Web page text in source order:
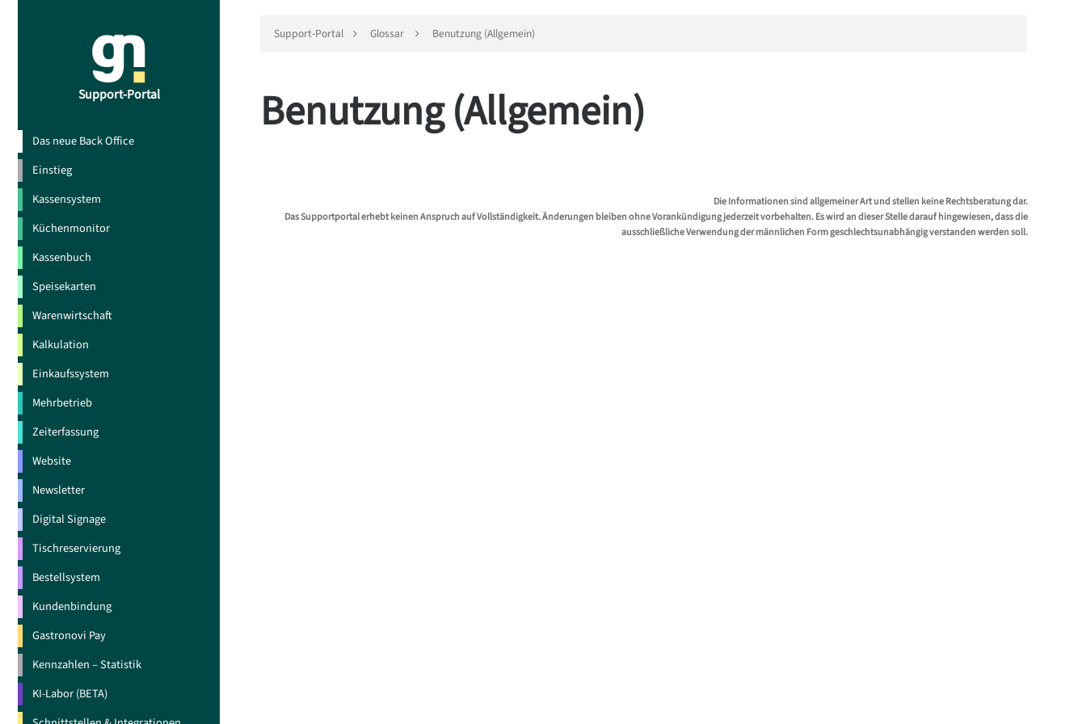
Support-Portal
Das neue Back Office
Einstieg
Kassensystem
Küchenmonitor
Kassenbuch
Speisekarten
Warenwirtschaft
Kalkulation
Einkaufssystem
Mehrbetrieb
Zeiterfassung
Website
Newsletter
Digital Signage
Tischreservierung
Bestellsystem
Kundenbindung
Gastronovi Pay
Kennzahlen – Statistik
KI-Labor (BETA)
Support-Portal Glossar Benutzung (Allgemein)
Benutzung (Allgemein)
Die Informationen sind allgemeiner Art und stellen keine Rechtsberatung dar.
Das Supportportal erhebt keinen Anspruch auf Vollständigkeit. Änderungen bleiben ohne Vorankündigung jederzeit vorbehalten. Es wird an dieser Stelle darauf hingewiesen, dass die
ausschließliche Verwendung der männlichen Form geschlechtsunabhängig verstanden werden soll.